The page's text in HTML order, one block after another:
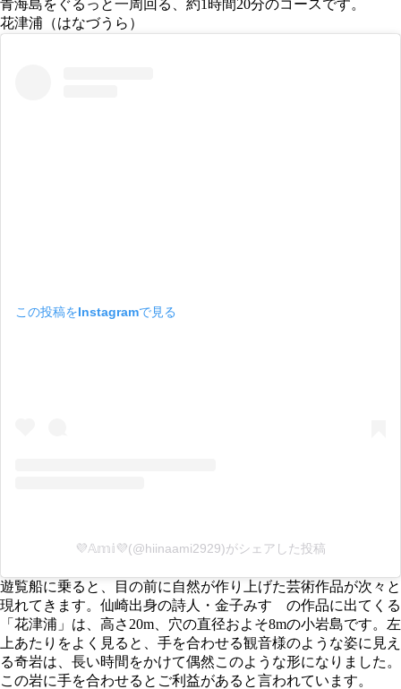
青海島をぐるっと一周回る、約1時間20分のコースです。
花津浦（はなづうら）
この投稿をInstagramで見る
💜𝔸𝕞𝕚💜(@hiinaami2929)がシェアした投稿
遊覧船に乗ると、目の前に自然が作り上げた芸術作品が次々と
現れてきます。仙崎出身の詩人・金子みすゞの作品に出てくる
「花津浦」は、高さ20m、穴の直径およそ8mの小岩島です。左
上あたりをよく見ると、手を合わせる観音様のような姿に見え
る奇岩は、長い時間をかけて偶然このような形になりました。
この岩に手を合わせるとご利益があると言われています。